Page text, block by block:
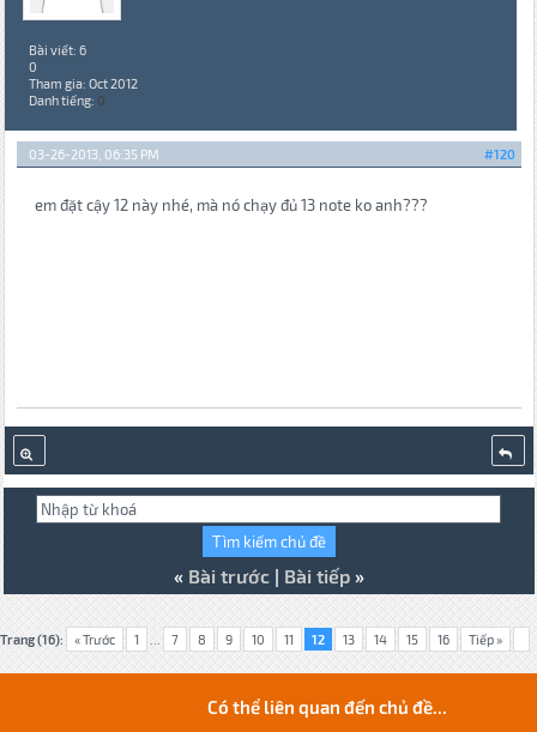
Bài viết: 6
0
Tham gia: Oct 2012
Danh tiếng: 0
#120
03-26-2013, 06:35 PM
em đặt cậy 12 này nhé, mà nó chạy đủ 13 note ko anh???
« Bài trước| Bài tiếp»
Trang (16): « Trước 1 ... 7 8 9 10 11 12 13 14 15 16 Tiếp »
Có thể liên quan đến chủ đề...